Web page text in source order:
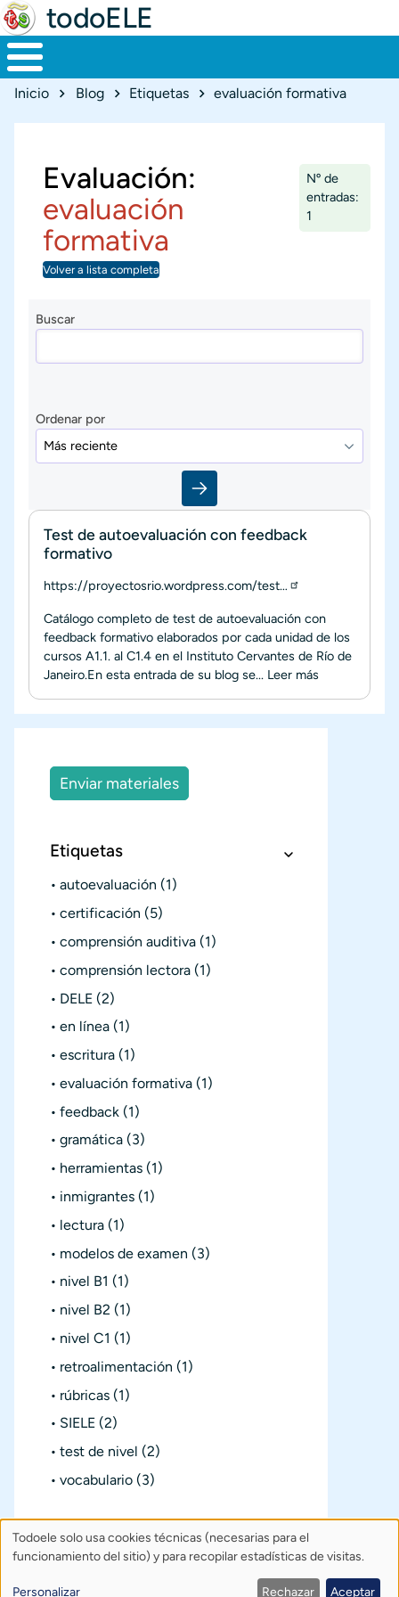
todoELE
Ruta de navegación
Inicio Blog Etiquetas evaluación formativa
Evaluación:
evaluación
formativa
Nº de
entradas:
1
Volver a lista completa
Buscar
Ordenar por
Test de autoevaluación con feedback
formativo
https://proyectosrio.wordpress.com/test…
Catálogo completo de test de autoevaluación con
feedback formativo elaborados por cada unidad de los
cursos A1.1. al C1.4 en el Instituto Cervantes de Río de
Janeiro.En esta entrada de su blog se... Leer más
Enviar materiales
Etiquetas
autoevaluación (1)
certificación (5)
comprensión auditiva (1)
comprensión lectora (1)
DELE (2)
en línea (1)
escritura (1)
evaluación formativa (1)
feedback (1)
gramática (3)
herramientas (1)
inmigrantes (1)
lectura (1)
modelos de examen (3)
nivel B1 (1)
nivel B2 (1)
nivel C1 (1)
retroalimentación (1)
rúbricas (1)
SIELE (2)
test de nivel (2)
vocabulario (3)
Sobre TodoeleÍndice Publica
Uso
Todoele solo usa cookies técnicas (necesarias para el
funcionamiento del sitio) y para recopilar estadísticas de visitas.
Personalizar Rechazar Aceptar